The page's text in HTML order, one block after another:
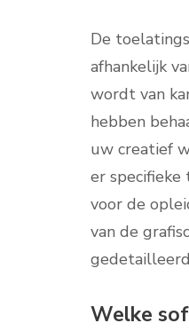
De
afhankelijk
wordt van
hebben
uw creatief
er
voor de
van de
Welke